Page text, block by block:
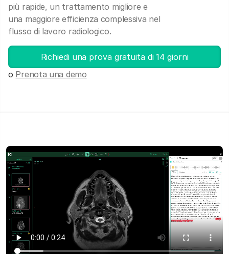
più rapide, un trattamento migliore e
una maggiore efficienza complessiva nel
flusso di lavoro radiologico.
Richiedi una prova gratuita di 14 giorni
o Prenota una demo